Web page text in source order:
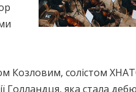
Козловим, солістом
Голландця, яка стала